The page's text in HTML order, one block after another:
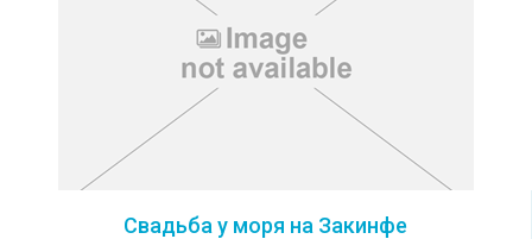
Свадьба у моря на Закинфе